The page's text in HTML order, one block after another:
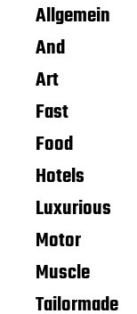
Allgemein
And
Art
Fast
Food
Hotels
Luxurious
Motor
Muscle
Tailormade